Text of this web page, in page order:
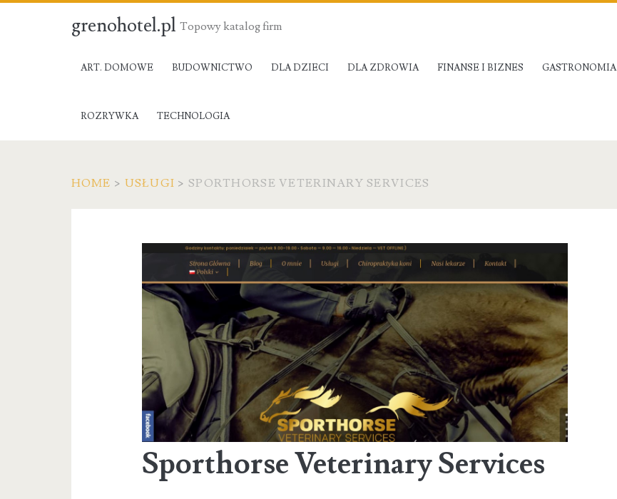
grenohotel.pl Topowy katalog firm
ART. DOMOWE BUDOWNICTWO DLA DZIECI DLA ZDROWIA FINANSE I BIZNES GASTRONOMIA
ROZRYWKA TECHNOLOGIA
HOME > USŁUGI >SPORTHORSE VETERINARY SERVICES
Sporthorse Veterinary Services